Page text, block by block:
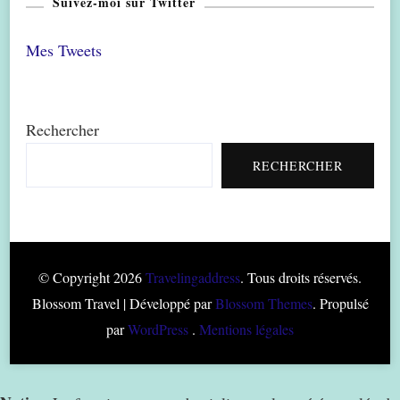
Mes Tweets
Rechercher
RECHERCHER
© Copyright 2026Travelingaddress. Tous droits réservés.
Blossom Travel | Développé parBlossom Themes. Propulsé
parWordPress . Mentions légales